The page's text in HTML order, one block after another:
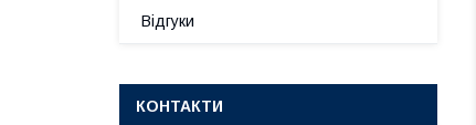
Відгуки
КОНТАКТИ